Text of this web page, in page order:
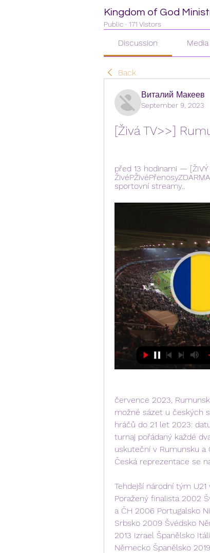
Kingdom of God
Public · 171 Vistors
Discussion Media
Back
Виталий Макеев
September 9, 2023
[Živá TV>>]
před 13 hodinami —
sportovní streamy..
července 2023,
možné sázet u českých
hráčů do 21 let 2023:
turnaj pořádaný každé
uskuteční v Rumunsku a
Česká reprezentace se
Tehdejší národní tým
Poražený finalista 2002
a ČH 2006 Portugalsko
Srbsko 2009 Švédsko
2013 Izrael Španělsko
Německo Španělsko